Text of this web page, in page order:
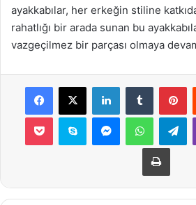
ayakkabılar, her erkeğin stiline
rahatlığı bir arada sunan bu
vazgeçilmez bir parçası olmaya
Facebook
X LinkedInTumblr
Pocket Skype Messenger
Yazdır